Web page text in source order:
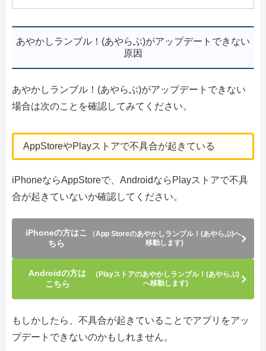
あやかしランブル！(あやらぶ)がアップデートできない
原因
あやかしランブル！(あやらぶ)がアップデートできない
場合は次のことを確認してみてください。
AppStoreやPlayストアで不具合が起きている
iPhoneならAppStoreで、AndroidならPlayストアで不具
合が起きていないか確認してください。
iPhoneの方はこ
ちら
（App Storeのあやかしランブル！(あやらぶ)へ
移動します)
Androidの方は
こちら
（Playストアのあやかしランブル！(あやらぶ)
へ移動します)
もしかしたら、不具合が起きていることでアプリをアッ
プデートできないのかもしれません。